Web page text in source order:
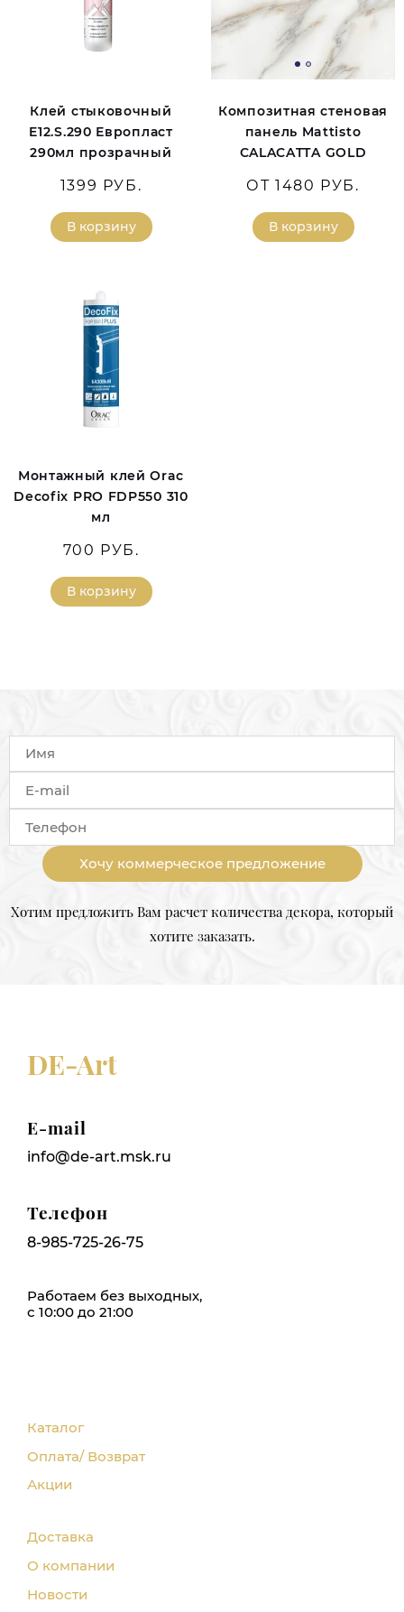
Клей стыковочный
E12.S.290 Европласт
290мл прозрачный
1399 РУБ.
В корзину
Композитная стеновая
панель Mattisto
CALACATTA GOLD
ОТ 1480 РУБ.
В корзину
Монтажный клей Orac
Decofix PRO FDP550 310
мл
700 РУБ.
В корзину
Хочу коммерческое предложение
Хотим предложить Вам расчет количества декора, который
хотите заказать.
DE-Art
E-mail
info@de-art.msk.ru
Телефон
8-985-725-26-75
Работаем без выходных,
с 10:00 до 21:00
Каталог
Оплата/ Возврат
Акции
Доставка
О компании
Новости